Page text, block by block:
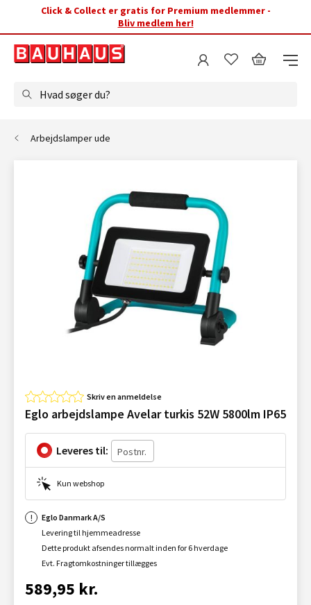
Click & Collect er gratis for Premium medlemmer -
Bliv medlem her!
Hvad søger du?
Arbejdslamper ude
Skriv en anmeldelse
Eglo arbejdslampe Avelar turkis 52W 5800lm IP65
Leveres til:
Kun webshop
Eglo Danmark A/S
Levering til hjemmeadresse
Dette produkt afsendes normalt inden for 6 hverdage
Evt. Fragtomkostninger tillægges
589,95 kr.